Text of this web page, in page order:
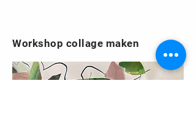
Workshop collage maken